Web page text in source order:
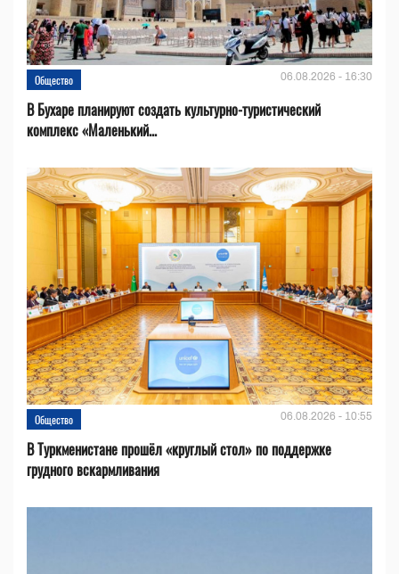
Общество 06.08.2026 - 16:30
В Бухаре планируют создать культурно-туристический
комплекс «Маленький...
Общество 06.08.2026 - 10:55
В Туркменистане прошёл «круглый стол» по поддержке
грудного вскармливания